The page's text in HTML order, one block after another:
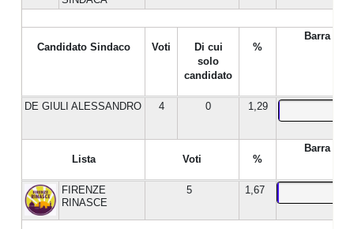
Candidato Sindaco Voti
Di cui
solo
candidato
%
Barra %
DE GIULI ALESSANDRO 4 0 1,29
Lista Voti %
Barra %
FIRENZE
RINASCE
5 1,67